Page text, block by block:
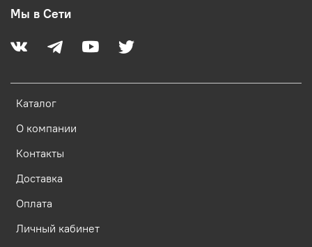
Каталог
О компании
Контакты
Доставка
Оплата
Личный кабинет
Мы в Сети